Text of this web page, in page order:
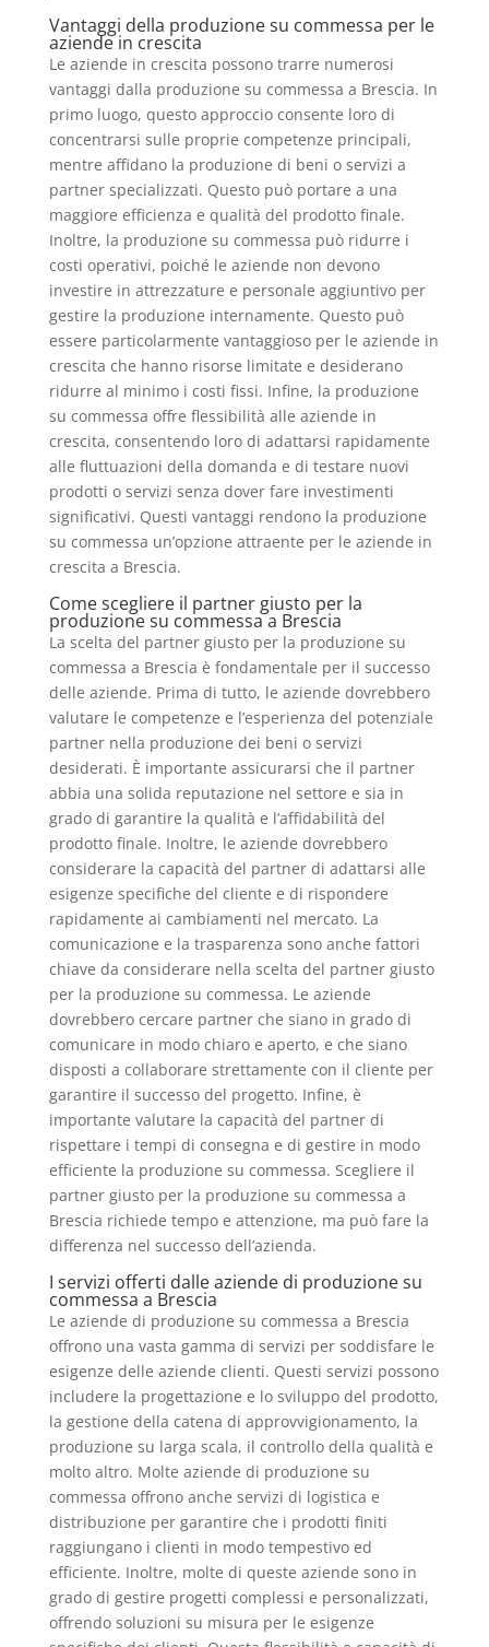
Vantaggi della produzione su commessa per le
aziende in crescita
Le aziende in crescita possono trarre numerosi
vantaggi dalla produzione su commessa a Brescia. In
primo luogo, questo approccio consente loro di
concentrarsi sulle proprie competenze principali,
mentre affidano la produzione di beni o servizi a
partner specializzati. Questo può portare a una
maggiore efficienza e qualità del prodotto finale.
Inoltre, la produzione su commessa può ridurre i
costi operativi, poiché le aziende non devono
investire in attrezzature e personale aggiuntivo per
gestire la produzione internamente. Questo può
essere particolarmente vantaggioso per le aziende in
crescita che hanno risorse limitate e desiderano
ridurre al minimo i costi fissi. Infine, la produzione
su commessa offre flessibilità alle aziende in
crescita, consentendo loro di adattarsi rapidamente
alle fluttuazioni della domanda e di testare nuovi
prodotti o servizi senza dover fare investimenti
significativi. Questi vantaggi rendono la produzione
su commessa un’opzione attraente per le aziende in
crescita a Brescia.
Come scegliere il partner giusto per la
produzione su commessa a Brescia
La scelta del partner giusto per la produzione su
commessa a Brescia è fondamentale per il successo
delle aziende. Prima di tutto, le aziende dovrebbero
valutare le competenze e l’esperienza del potenziale
partner nella produzione dei beni o servizi
desiderati. È importante assicurarsi che il partner
abbia una solida reputazione nel settore e sia in
grado di garantire la qualità e l’affidabilità del
prodotto finale. Inoltre, le aziende dovrebbero
considerare la capacità del partner di adattarsi alle
esigenze specifiche del cliente e di rispondere
rapidamente ai cambiamenti nel mercato. La
comunicazione e la trasparenza sono anche fattori
chiave da considerare nella scelta del partner giusto
per la produzione su commessa. Le aziende
dovrebbero cercare partner che siano in grado di
comunicare in modo chiaro e aperto, e che siano
disposti a collaborare strettamente con il cliente per
garantire il successo del progetto. Infine, è
importante valutare la capacità del partner di
rispettare i tempi di consegna e di gestire in modo
efficiente la produzione su commessa. Scegliere il
partner giusto per la produzione su commessa a
Brescia richiede tempo e attenzione, ma può fare la
differenza nel successo dell’azienda.
I servizi offerti dalle aziende di produzione su
commessa a Brescia
Le aziende di produzione su commessa a Brescia
offrono una vasta gamma di servizi per soddisfare le
esigenze delle aziende clienti. Questi servizi possono
includere la progettazione e lo sviluppo del prodotto,
la gestione della catena di approvvigionamento, la
produzione su larga scala, il controllo della qualità e
molto altro. Molte aziende di produzione su
commessa offrono anche servizi di logistica e
distribuzione per garantire che i prodotti finiti
raggiungano i clienti in modo tempestivo ed
efficiente. Inoltre, molte di queste aziende sono in
grado di gestire progetti complessi e personalizzati,
offrendo soluzioni su misura per le esigenze